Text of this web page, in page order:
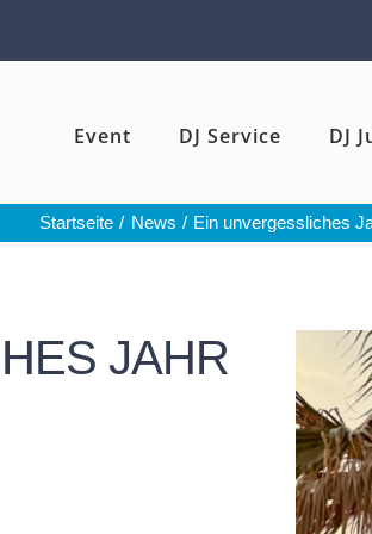
Event DJ Service DJ
Startseite News Ein unvergessliches
JAHR